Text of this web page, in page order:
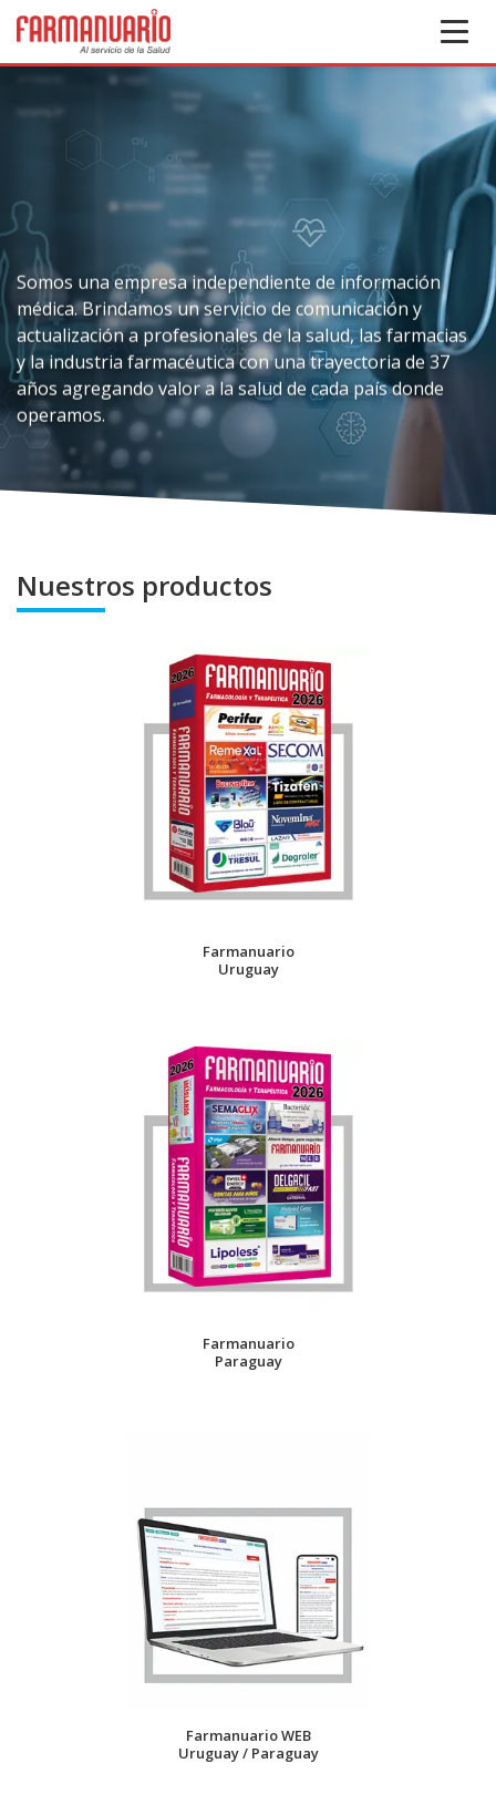
Somos una empresa independiente de información
médica. Brindamos un servicio de comunicación y
actualización a profesionales de la salud, las farmacias
y la industria farmacéutica con una trayectoria de 37
años agregando valor a la salud de cada país donde
operamos.
Nuestros productos
Farmanuario
Uruguay
Farmanuario
Paraguay
Farmanuario WEB
Uruguay / Paraguay